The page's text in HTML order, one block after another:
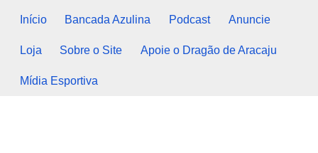
Início Bancada Azulina Podcast Anuncie
Loja Sobre o Site Apoie o Dragão de Aracaju
Mídia Esportiva